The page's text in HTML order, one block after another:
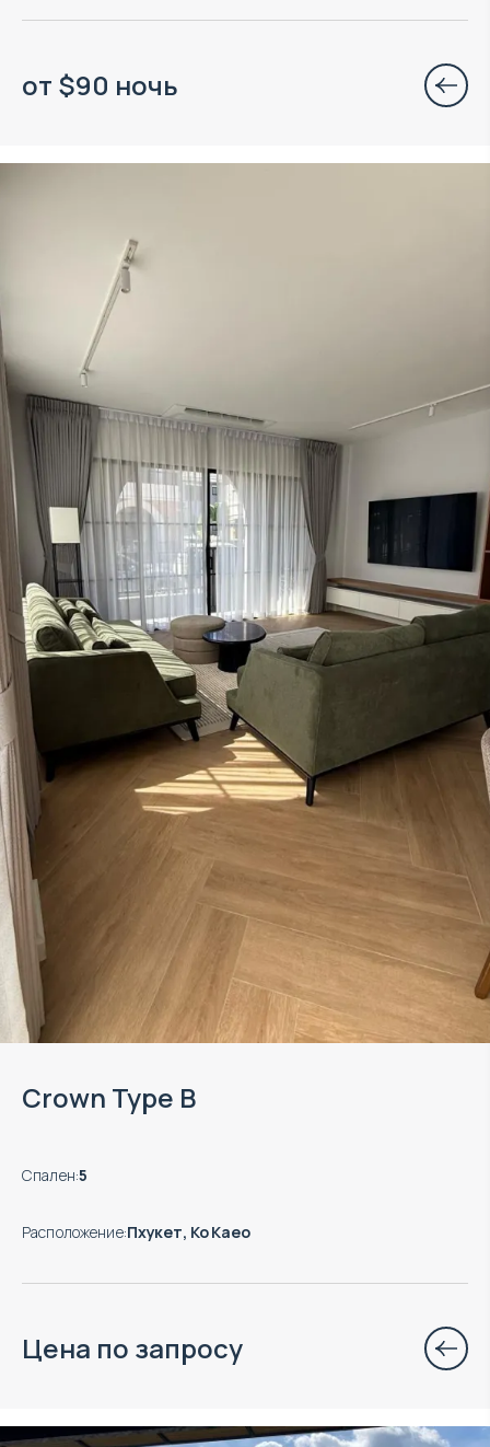
от $90 ночь
Crown Type B
Спален:5
Расположение:Пхукет, Ко Каео
Цена по запросу